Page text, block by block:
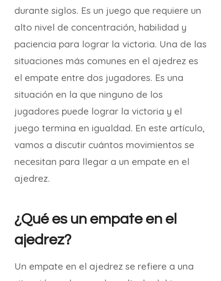
durante siglos. Es un juego que requiere un
alto nivel de concentración, habilidad y
paciencia para lograr la victoria. Una de las
situaciones más comunes en el ajedrez es
el empate entre dos jugadores. Es una
situación en la que ninguno de los
jugadores puede lograr la victoria y el
juego termina en igualdad. En este artículo,
vamos a discutir cuántos movimientos se
necesitan para llegar a un empate en el
ajedrez.
¿Qué es un empate en el
ajedrez?
Un empate en el ajedrez se refiere a una